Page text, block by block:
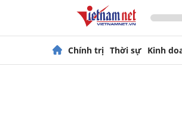
Chính trị Thời sự Kinh